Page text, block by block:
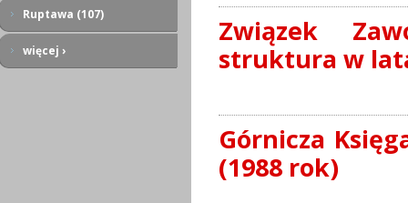
Ruptawa (107)
więcej ›
Związek
struktura w
Górnicza
(1988 rok)